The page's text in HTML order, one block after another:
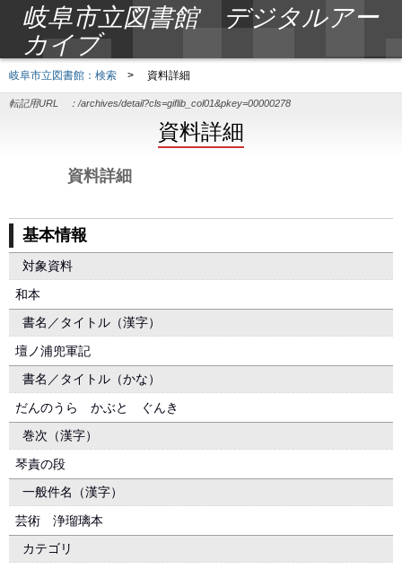
岐阜市立図書館 デジタルアー
カイブ
岐阜市立図書館：検索 > 資料詳細
転記用URL ： /archives/detail?cls=giflib_col01&pkey=00000278
資料詳細
資料詳細
基本情報
対象資料
和本
書名／タイトル（漢字）
壇ノ浦兜軍記
書名／タイトル（かな）
だんのうら かぶと ぐんき
巻次（漢字）
琴責の段
一般件名（漢字）
芸術 浄瑠璃本
カテゴリ